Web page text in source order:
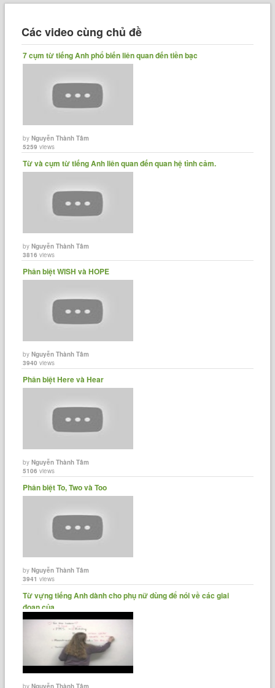
Các video cùng chủ đề
7 cụm từ tiếng Anh phổ biến liên quan đến tiền bạc
byNguyễn Thành Tâm
5259 views
Từ và cụm từ tiếng Anh liên quan đến quan hệ tình cảm.
byNguyễn Thành Tâm
3816 views
Phân biệt WISH và HOPE
byNguyễn Thành Tâm
3940 views
Phân biệt Here và Hear
byNguyễn Thành Tâm
5106 views
Phân biệt To, Two và Too
byNguyễn Thành Tâm
3941 views
Từ vựng tiếng Anh dành cho phụ nữ dùng để nói về các giai
đoạn của......
byNguyễn Thành Tâm